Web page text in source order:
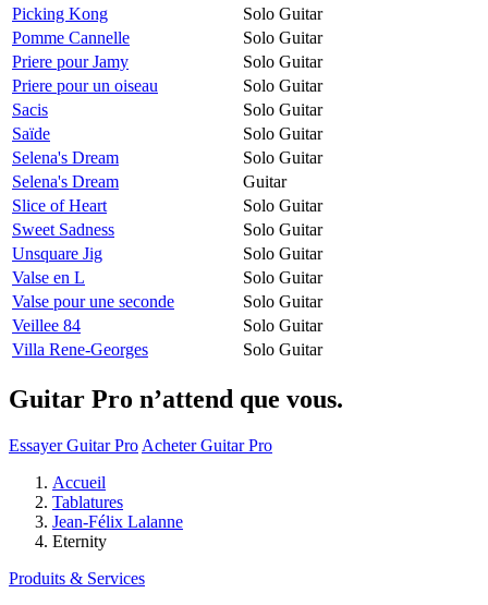
Picking Kong
Solo Guitar
Pomme Cannelle
Solo Guitar
Priere pour Jamy
Solo Guitar
Priere pour un oiseau
Solo Guitar
Sacis
Solo Guitar
Saïde
Solo Guitar
Selena's Dream
Solo Guitar
Selena's Dream
Guitar
Slice of Heart
Solo Guitar
Sweet Sadness
Solo Guitar
Unsquare Jig
Solo Guitar
Valse en L
Solo Guitar
Valse pour une seconde
Solo Guitar
Veillee 84
Solo Guitar
Villa Rene-Georges
Solo Guitar
Guitar Pro n’attend que vous.
Essayer Guitar Pro Acheter Guitar Pro
Accueil
Tablatures
Jean-Félix Lalanne
Eternity
Produits & Services